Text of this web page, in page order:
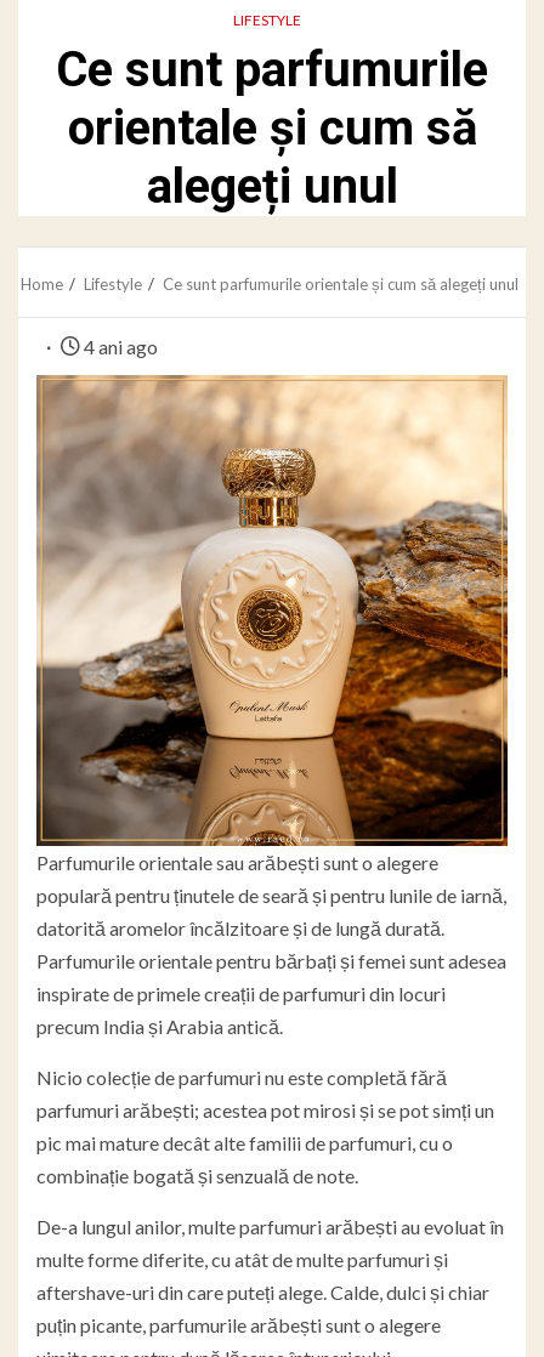
LIFESTYLE
Ce sunt parfumurile
orientale și cum să
alegeți unul
Home Lifestyle Ce sunt parfumurile orientale și cum să alegeți unul
4 ani ago
Parfumurile orientale sau arăbești sunt o alegere
populară pentru ținutele de seară și pentru lunile de iarnă,
datorită aromelor încălzitoare și de lungă durată.
Parfumurile orientale pentru bărbați și femei sunt adesea
inspirate de primele creații de parfumuri din locuri
precum India și Arabia antică.
Nicio colecție de parfumuri nu este completă fără
parfumuri arăbești; acestea pot mirosi și se pot simți un
pic mai mature decât alte familii de parfumuri, cu o
combinație bogată și senzuală de note.
De-a lungul anilor, multe parfumuri arăbești au evoluat în
multe forme diferite, cu atât de multe parfumuri și
aftershave-uri din care puteți alege. Calde, dulci și chiar
puțin picante, parfumurile arăbești sunt o alegere